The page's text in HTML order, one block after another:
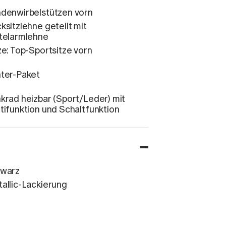
vorn
geteilt mit
Top-Sportsitze vorn
Paket
heizbar (Sport/Leder) mit
und Schaltfunktion
Lackierung